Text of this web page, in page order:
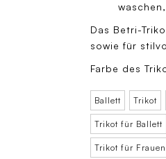
Das Betri-
sowie für
Farbe des
Ballett Trikot
Trikot für Ballett
Trikot für Frauen